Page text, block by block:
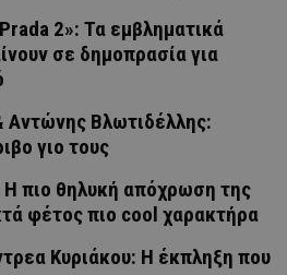
2»: Τα εμβληματικά
σε δημοπρασία για
Αντώνης Βλωτιδέλλης:
γιο τους
πιο θηλυκή απόχρωση της
φέτος πιο cool χαρακτήρα
Κυριάκου: Η έκπληξη που